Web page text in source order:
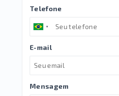
Telefone
E-mail
Mensagem